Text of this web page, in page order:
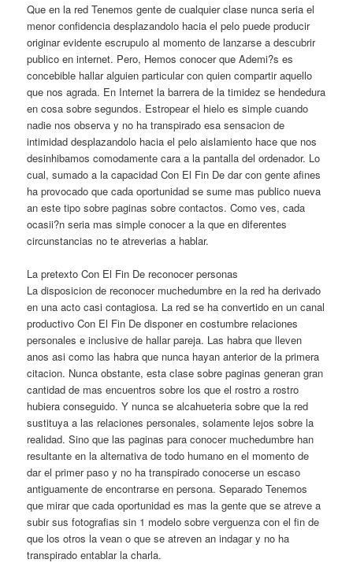
Que en la red Tenemos gente de cualquier clase nunca seri­a el
menor confidencia desplazandolo hacia el pelo puede producir
originar evidente escrupulo al momento de lanzarse a descubrir
publico en internet. Pero, Hemos conocer que Ademi?s es
concebible hallar alguien particular con quien compartir aquello
que nos agrada. En Internet la barrera de la timidez se hendedura
en cosa sobre segundos. Estropear el hielo es simple cuando
nadie nos observa y no ha transpirado esa sensacion de
intimidad desplazandolo hacia el pelo aislamiento hace que nos
desinhibamos comodamente cara a la pantalla del ordenador. Lo
cual, sumado a la capacidad Con El Fin De dar con gente afines
ha provocado que cada oportunidad se sume mas publico nueva
an este tipo sobre paginas sobre contactos. Como ves, cada
ocasii?n seri­a mas simple conocer a la que en diferentes
circunstancias no te atreverias a hablar.
La pretexto Con El Fin De reconocer personas
La disposicion de reconocer muchedumbre en la red ha derivado
en una acto casi contagiosa. La red se ha convertido en un canal
productivo Con El Fin De disponer en costumbre relaciones
personales e inclusive de hallar pareja. Las habra que lleven
anos asi­ como las habra que nunca hayan anterior de la primera
citacion. Nunca obstante, esta clase sobre paginas generan gran
cantidad de mas encuentros sobre los que el rostro a rostro
hubiera conseguido. Y nunca se alcahueteria sobre que la red
sustituya a las relaciones personales, solamente lejos sobre la
realidad. Sino que las paginas para conocer muchedumbre han
resultante en la alternativa de todo humano en el momento de
dar el primer paso y no ha transpirado conocerse un escaso
antiguamente de encontrarse en persona. Separado Tenemos
que mirar que cada oportunidad es mas la gente que se atreve a
subir sus fotografias sin 1 modelo sobre verguenza con el fin de
que los otros la vean o que se atreven an indagar y no ha
transpirado entablar la charla.